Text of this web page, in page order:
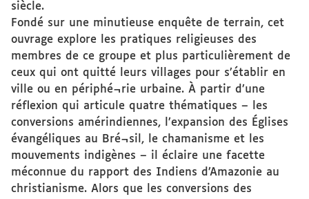
siècle.
Fondé sur une minutieuse enquête de terrain, cet
ouvrage explore les pratiques religieuses des
membres de ce groupe et plus particulièrement de
ceux qui ont quitté leurs villages pour s’établir en
ville ou en périphé¬rie urbaine. À partir d’une
réflexion qui articule quatre thématiques – les
conversions amérindiennes, l’expansion des Églises
évangéliques au Bré¬sil, le chamanisme et les
mouvements indigènes – il éclaire une facette
méconnue du rapport des Indiens d’Amazonie au
christianisme. Alors que les conversions des